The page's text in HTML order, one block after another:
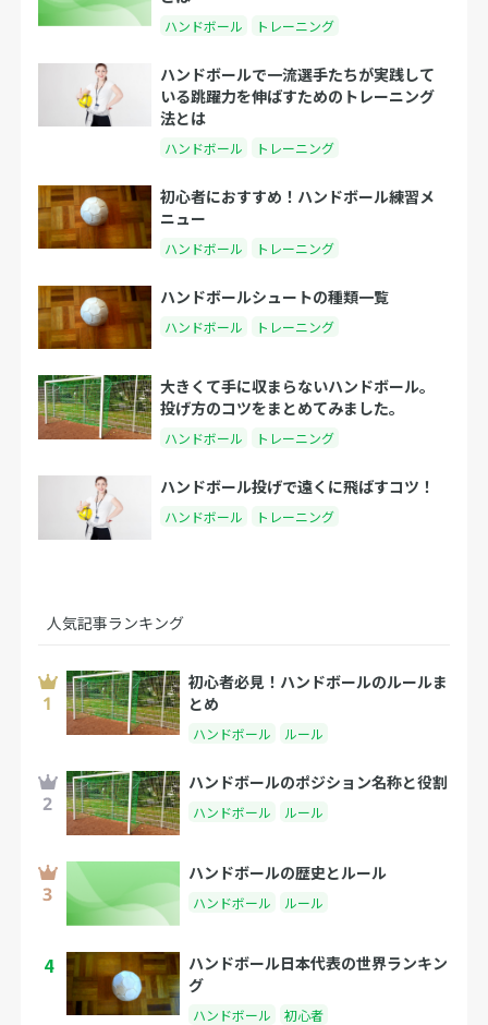
ハンドボール トレーニング
ハンドボールで一流選手たちが実践して
いる跳躍力を伸ばすためのトレーニング
法とは
ハンドボール トレーニング
初心者におすすめ！ハンドボール練習メ
ニュー
ハンドボール トレーニング
ハンドボールシュートの種類一覧
ハンドボール トレーニング
大きくて手に収まらないハンドボール。
投げ方のコツをまとめてみました。
ハンドボール トレーニング
ハンドボール投げで遠くに飛ばすコツ！
ハンドボール トレーニング
人気記事ランキング
初心者必見！ハンドボールのルールま
とめ
ハンドボール ルール
ハンドボールのポジション名称と役割
ハンドボール ルール
ハンドボールの歴史とルール
ハンドボール ルール
4
ハンドボール日本代表の世界ランキン
グ
ハンドボール 初心者